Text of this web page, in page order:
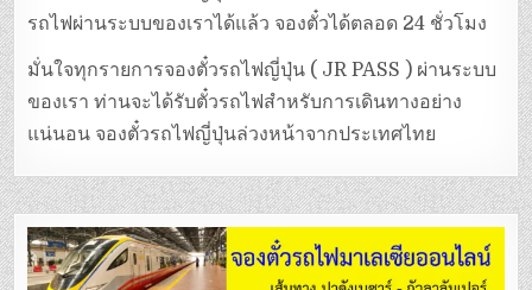
รถไฟผ่านระบบของเราได้แล้ว จองตั๋วได้ตลอด 24 ชั่วโมง
มั่นใจทุกรายการจองตั๋วรถไฟญี่ปุ่น ( JR PASS ) ผ่านระบบ
ของเรา ท่านจะได้รับตั๋วรถไฟสำหรับการเดินทางอย่าง
แน่นอน จองตั๋วรถไฟญี่ปุ่นล่วงหน้าจากประเทศไทย